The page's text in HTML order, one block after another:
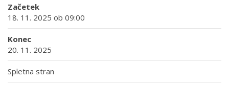
Začetek
18. 11. 2025 ob 09:00
Konec
20. 11. 2025
Spletna stran